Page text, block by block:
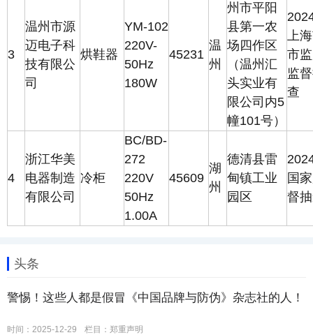
3
温州市源
迈电子科
技有限公
司
烘鞋器
YM-102
220V-
50Hz
180W
45231
温
州
州市平阳
县第一农
场四作区
（温州汇
头实业有
限公司内5
幢101号）
上
市
监
查
4
浙江华美
电器制造
有限公司
冷柜
BC/BD-
272
220V
50Hz
1.00A
45609
湖
州
德清县雷
甸镇工业
园区
国
督
头条
警惕！这些人都是假冒《中国品牌与防伪》杂志社的人！
时间：2025-12-29 栏目： 郑重声明